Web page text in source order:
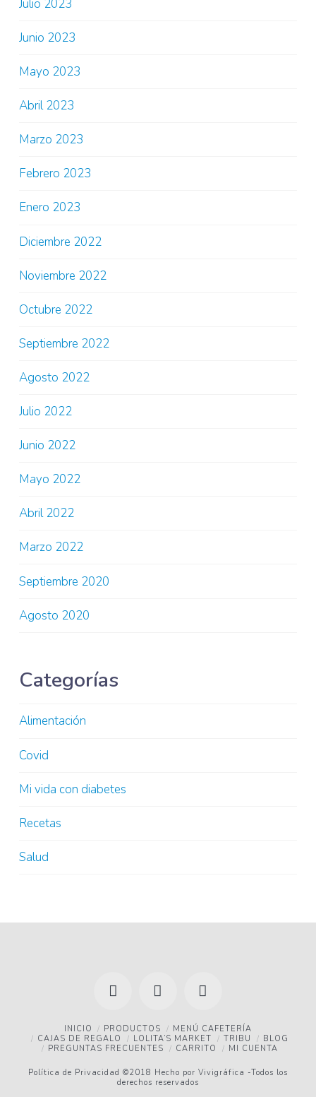
Julio 2023
Junio 2023
Mayo 2023
Abril 2023
Marzo 2023
Febrero 2023
Enero 2023
Diciembre 2022
Noviembre 2022
Octubre 2022
Septiembre 2022
Agosto 2022
Julio 2022
Junio 2022
Mayo 2022
Abril 2022
Marzo 2022
Septiembre 2020
Agosto 2020
Categorías
Alimentación
Covid
Mi vida con diabetes
Recetas
Salud
FacebookYouTubeInstagram
INICIO PRODUCTOS
MENÚ CAFETERÍA
CAJAS DE REGALO
LOLITA’S MARKET TRIBU
BLOG
PREGUNTAS FRECUENTES
CARRITO MI CUENTA
Política de Privacidad ©2018 Hecho por Vivigráfica -Todos los
derechos reservados